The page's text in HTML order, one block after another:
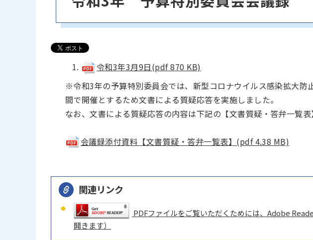
令和3年3月9日(pdf 870 KB)
※令和3年の予算特別委員会では、新型コロナウイルス感染拡大防
間で開催とするため文書による質疑応答を実施しました。
なお、文書による質疑応答の内容は下記の【文書質疑・答弁一覧表
会議録添付資料【文書質疑・答弁一覧表】(pdf 4.38 MB)
関連リンク
PDFファイルをご覧いただくためには、Adobe
開きます）